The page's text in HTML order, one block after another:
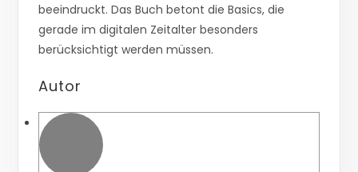
beeindruckt. Das Buch betont die Basics, die
gerade im digitalen Zeitalter besonders
berücksichtigt werden müssen.
Autor